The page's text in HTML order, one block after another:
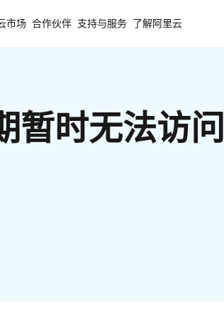
市场 合作伙伴 支持与服务 了解阿里云
暂时无法访问